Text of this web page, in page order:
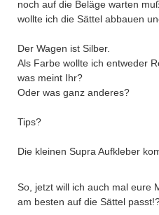
noch auf die Beläge warten
wollte ich die Sättel abbauen
Der Wagen ist Silber.
Als Farbe wollte ich entweder
was meint Ihr?
Oder was ganz anderes?
Tips?
Die kleinen Supra Aufkleber
So, jetzt will ich auch mal eure
am besten auf die Sättel